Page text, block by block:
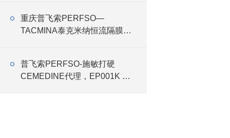
重庆普飞索PERFSO—
TACMINA泰克米纳恒流隔膜
普飞索PERFSO-施敏打硬
CEMEDINE代理，EP001K 胶